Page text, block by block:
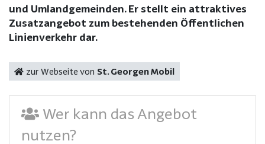
und Umlandgemeinden. Er stellt ein attraktives
Zusatzangebot zum bestehenden Öffentlichen
Linienverkehr dar.
zur Webseite von St. Georgen Mobil
Wer kann das Angebot
nutzen?